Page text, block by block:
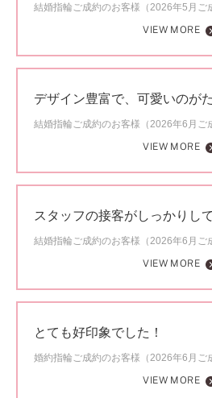
結婚指輪ご成約のお客様（2026年5月ご
VIEW MORE
デザイン豊富で、可愛いのが
結婚指輪ご成約のお客様（2026年6月ご
VIEW MORE
スタッフの接客がしっかりし
結婚指輪ご成約のお客様（2026年6月ご
VIEW MORE
とても好印象でした！
婚約指輪ご成約のお客様（2026年6月ご
VIEW MORE